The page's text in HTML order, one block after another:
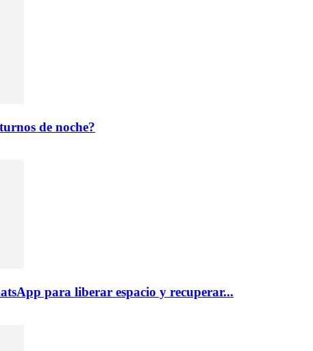
de noche?
para liberar espacio y recuperar...